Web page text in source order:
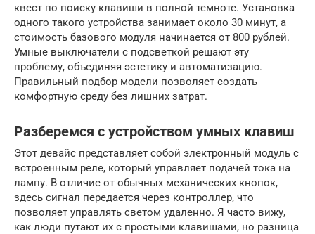
квест по поиску клавиши в полной темноте. Установка
одного такого устройства занимает около 30 минут, а
стоимость базового модуля начинается от 800 рублей.
Умные выключатели с подсветкой решают эту
проблему, объединяя эстетику и автоматизацию.
Правильный подбор модели позволяет создать
комфортную среду без лишних затрат.
Разберемся с устройством умных клавиш
Этот девайс представляет собой электронный модуль с
встроенным реле, который управляет подачей тока на
лампу. В отличие от обычных механических кнопок,
здесь сигнал передается через контроллер, что
позволяет управлять светом удаленно. Я часто вижу,
как люди путают их с простыми клавишами, но разница